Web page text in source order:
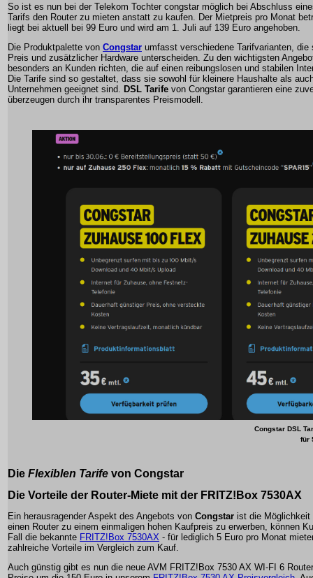
So ist es nun bei der Telekom Tochter congstar möglich bei Abschluss
Tarifs den Router zu mieten anstatt zu kaufen. Der Mietpreis pro Monat
liegt bei aktuell bei 99 Euro und wird am 1. Juli auf 139 Euro angehoben.
Die Produktpalette von Congstar umfasst verschiedene Tarifvarianten,
Preis und zusätzlicher Hardware unterscheiden. Zu den wichtigsten
besonders an Kunden richten, die auf einen reibungslosen und stabilen
Die Tarife sind so gestaltet, dass sie sowohl für kleinere Haushalte als
Unternehmen geeignet sind. DSL Tarife von Congstar garantieren eine
überzeugen durch ihr transparentes Preismodell.
Congstar DSL
für
Die Flexiblen Tarife von Congstar
Die Vorteile der Router-Miete mit der FRITZ!Box 7530AX
Ein herausragender Aspekt des Angebots von Congstar ist die
einen Router zu einem einmaligen hohen Kaufpreis zu erwerben, können
Fall die bekannte FRITZ!Box 7530AX - für lediglich 5 Euro pro Monat
zahlreiche Vorteile im Vergleich zum Kauf.
Auch günstig gibt es nun die neue AVM FRITZ!Box 7530 AX WI-FI 6